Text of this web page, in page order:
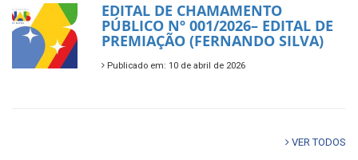
EDITAL DE CHAMAMENTO
PÚBLICO Nº 001/2026– EDITAL DE
PREMIAÇÃO (FERNANDO SILVA)
Publicado em: 10 de abril de 2026
VER TODOS